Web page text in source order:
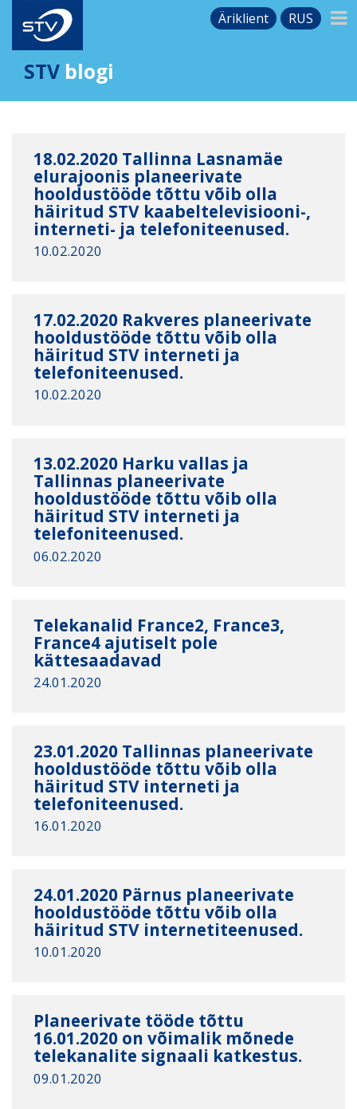
Äriklient RUS
STV blogi
18.02.2020 Tallinna Lasnamäe
elurajoonis planeerivate
hooldustööde tõttu võib olla
häiritud STV kaabeltelevisiooni-,
interneti- ja telefoniteenused.
10.02.2020
17.02.2020 Rakveres planeerivate
hooldustööde tõttu võib olla
häiritud STV interneti ja
telefoniteenused.
10.02.2020
13.02.2020 Harku vallas ja
Tallinnas planeerivate
hooldustööde tõttu võib olla
häiritud STV interneti ja
telefoniteenused.
06.02.2020
Telekanalid France2, France3,
France4 ajutiselt pole
kättesaadavad
24.01.2020
23.01.2020 Tallinnas planeerivate
hooldustööde tõttu võib olla
häiritud STV interneti ja
telefoniteenused.
16.01.2020
24.01.2020 Pärnus planeerivate
hooldustööde tõttu võib olla
häiritud STV internetiteenused.
10.01.2020
Planeerivate tööde tõttu
16.01.2020 on võimalik mõnede
telekanalite signaali katkestus.
09.01.2020